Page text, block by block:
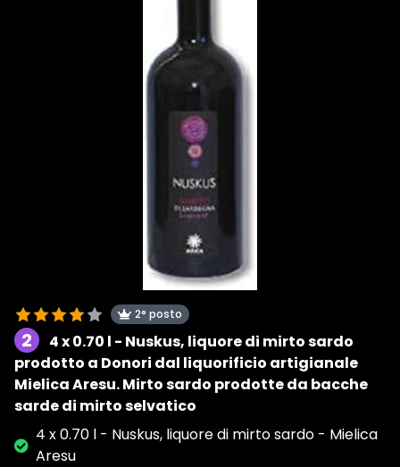
2° posto
2
4 x 0.70 l - Nuskus, liquore di mirto sardo
prodotto a Donori dal liquorificio artigianale
Mielica Aresu. Mirto sardo prodotte da bacche
sarde di mirto selvatico
4 x 0.70 l - Nuskus, liquore di mirto sardo - Mielica
Aresu